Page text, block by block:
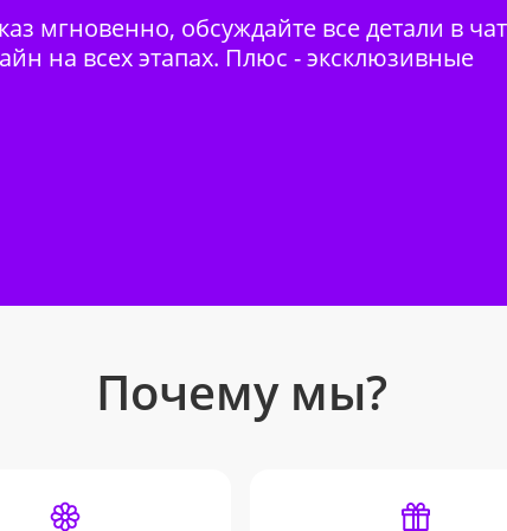
мгновенно, обсуждайте все детали в
на всех этапах. Плюс - эксклюзивные
Почему мы?